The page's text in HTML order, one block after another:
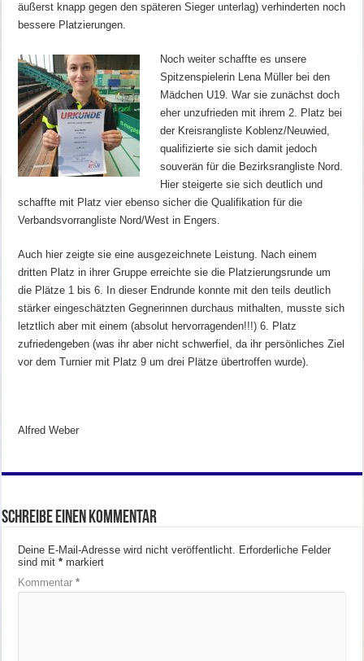
äußerst knapp gegen den späteren Sieger unterlag) verhinderten noch
bessere Platzierungen.
Noch weiter schaffte es unsere
Spitzenspielerin Lena Müller bei den
Mädchen U19. War sie zunächst doch
eher unzufrieden mit ihrem 2. Platz bei
der Kreisrangliste Koblenz/Neuwied,
qualifizierte sie sich damit jedoch
souverän für die Bezirksrangliste Nord.
Hier steigerte sie sich deutlich und
schaffte mit Platz vier ebenso sicher die Qualifikation für die
Verbandsvorrangliste Nord/West in Engers.
Auch hier zeigte sie eine ausgezeichnete Leistung. Nach einem
dritten Platz in ihrer Gruppe erreichte sie die Platzierungsrunde um
die Plätze 1 bis 6. In dieser Endrunde konnte mit den teils deutlich
stärker eingeschätzten Gegnerinnen durchaus mithalten, musste sich
letztlich aber mit einem (absolut hervorragenden!!!) 6. Platz
zufriedengeben (was ihr aber nicht schwerfiel, da ihr persönliches Ziel
vor dem Turnier mit Platz 9 um drei Plätze übertroffen wurde).
Alfred Weber
Schreibe einen Kommentar
Deine E-Mail-Adresse wird nicht veröffentlicht. Erforderliche Felder
sind mit* markiert
Kommentar*